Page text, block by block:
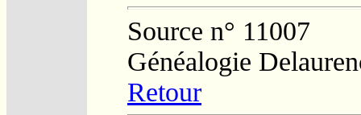
Source n° 11007
Généalogie
Retour